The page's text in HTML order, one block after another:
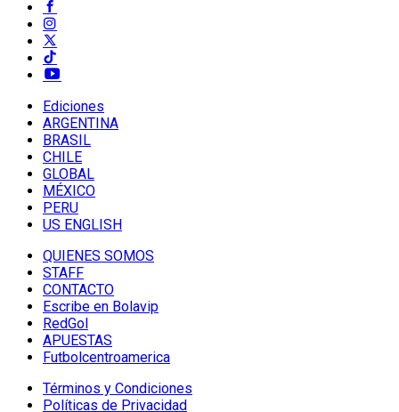
Ediciones
ARGENTINA
BRASIL
CHILE
GLOBAL
MÉXICO
PERU
US ENGLISH
QUIENES SOMOS
STAFF
CONTACTO
Escribe en Bolavip
RedGol
APUESTAS
Futbolcentroamerica
Términos y Condiciones
Políticas de Privacidad